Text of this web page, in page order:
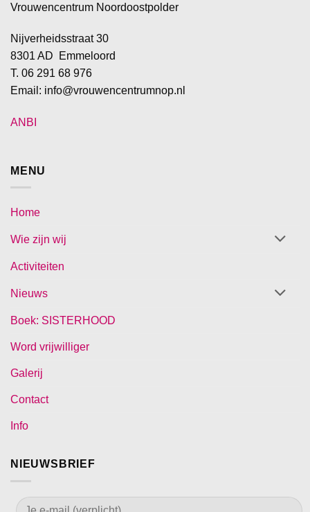
Vrouwencentrum Noordoostpolder
Nijverheidsstraat 30
8301 AD Emmeloord
T. 06 291 68 976
Email: info@vrouwencentrumnop.nl
ANBI
MENU
Home
Wie zijn wij
Activiteiten
Nieuws
Boek: SISTERHOOD
Word vrijwilliger
Galerij
Contact
Info
NIEUWSBRIEF